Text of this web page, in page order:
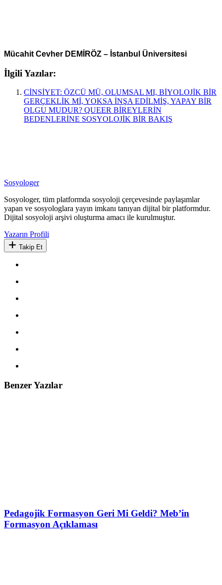
Mücahit Cevher DEMİRÖZ – İstanbul Üniversitesi
İlgili Yazılar:
CİNSİYET: ÖZCÜ MÜ, OLUMSAL MI, BİYOLOJİK BİR
GERÇEKLİK Mİ, YOKSA İNŞA EDİLMİŞ, YAPAY BİR
OLGU MUDUR? QUEER BİREYLERİN
BEDENLERİNE SOSYOLOJİK BİR BAKIŞ
Sosyologer
Sosyologer, tüm platformda sosyoloji çerçevesinde paylaşımlar
yapan ve sosyologlara yayın imkanı tanıyan dijital bir platformdur.
Dijital sosyoloji arşivi oluşturma amacı ile kurulmuştur.
Yazarın Profili
Takip Et
Benzer Yazılar
Pedagojik Formasyon Geri Mi Geldi? Meb’in
Formasyon Açıklaması